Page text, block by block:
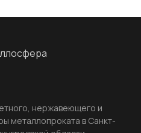
нержавеющего и
металлопроката в Санкт-